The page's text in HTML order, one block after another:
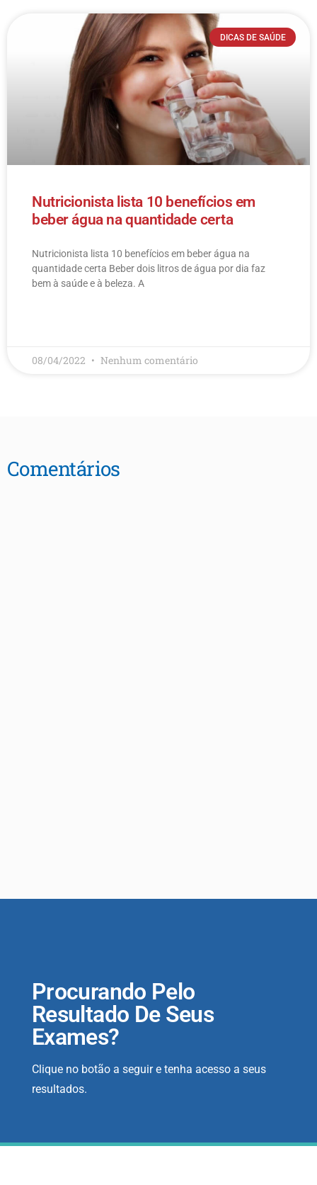
DICAS DE SAÚDE
Nutricionista lista 10 benefícios em
beber água na quantidade certa
Nutricionista lista 10 benefícios em beber água na
quantidade certa Beber dois litros de água por dia faz
bem à saúde e à beleza. A
08/04/2022 Nenhum comentário
Comentários
Procurando Pelo
Resultado De Seus
Exames?
Clique no botão a seguir e tenha acesso a seus
resultados.